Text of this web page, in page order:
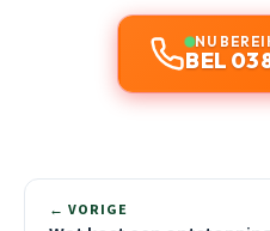
NU
BEL
← VORIGE